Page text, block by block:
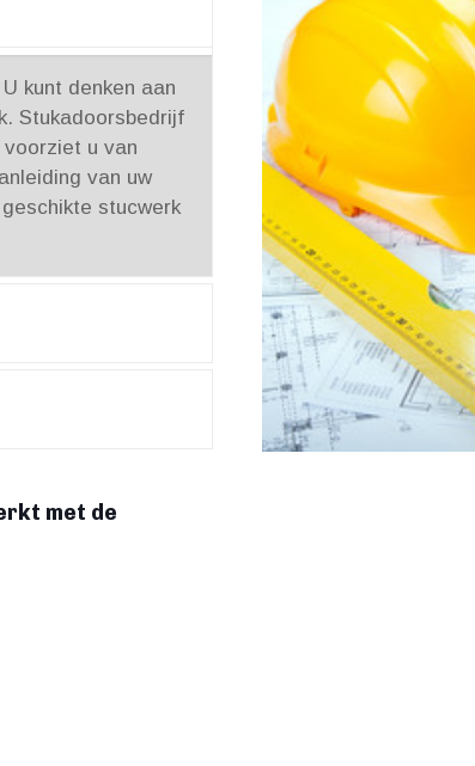
kunt denken aan
Stukadoorsbedrijf
voorziet u van
van uw
stucwerk
met de